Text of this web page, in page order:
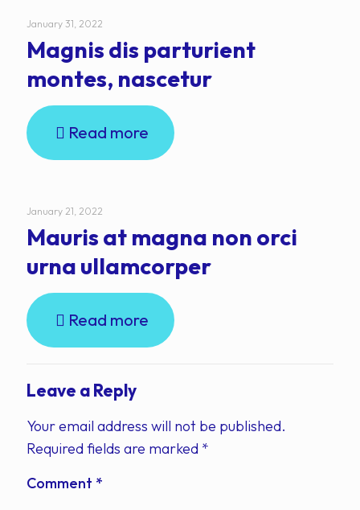
January 31, 2022
Magnis dis parturient
montes, nascetur
Read more
January 21, 2022
Mauris at magna non orci
urna ullamcorper
Read more
Leave a Reply
Your email address will not be published.
Required fields are marked *
Comment *